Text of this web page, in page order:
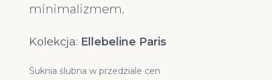
minimalizmem.
Kolekcja: Ellebeline Paris
Suknia ślubna w przedziale cen